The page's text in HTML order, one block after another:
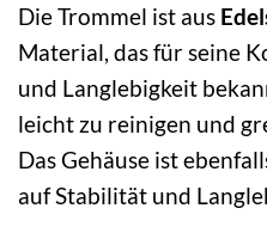
Die Trommel ist aus
Material, das für seine
und Langlebigkeit
leicht zu reinigen und
Das Gehäuse ist
auf Stabilität und